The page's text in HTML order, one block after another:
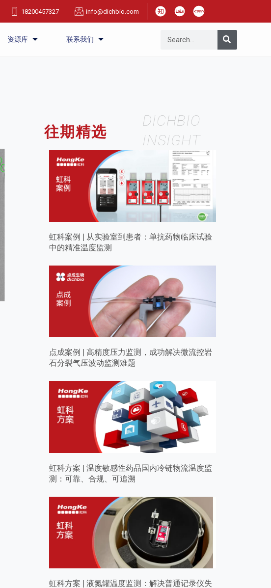
18200457327 info@dichbio.com
资源库 联系我们
往期精选
DICHBIO
INSIGHT
虹科案例 | 从实验室到患者：单抗药物临床试验
中的精准温度监测
点成案例 | 高精度压力监测，成功解决微流控岩
石分裂气压波动监测难题
虹科方案 | 温度敏感性药品国内冷链物流温度监
测：可靠、合规、可追溯
虹科方案 | 液氮罐温度监测：解决普通记录仪失